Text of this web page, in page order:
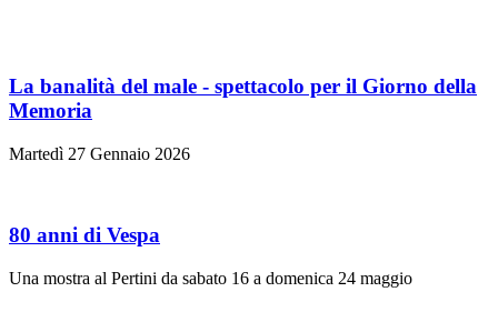
La banalità del male - spettacolo per il Giorno della
Memoria
Martedì 27 Gennaio 2026
80 anni di Vespa
Una mostra al Pertini da sabato 16 a domenica 24 maggio